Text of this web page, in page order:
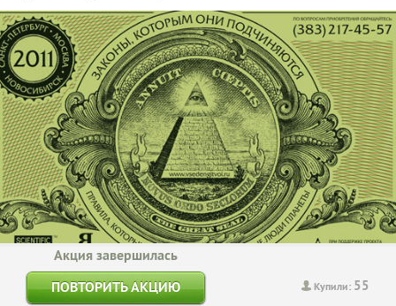
Купили: 55
Акция завершилась
ПОВТОРИТЬ АКЦИЮ